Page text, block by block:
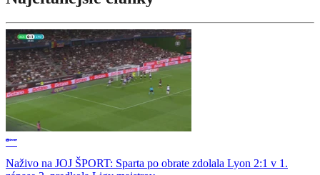
Naživo na JOJ ŠPORT: Sparta po obrate zdolala Lyon 2:1 v 1.